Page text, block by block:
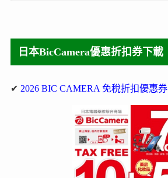
日本BicCamera優惠折扣券下載
✔ 2026 BIC CAMERA 免稅折扣優惠券